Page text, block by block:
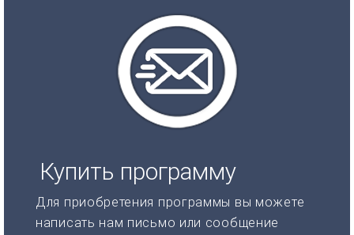
Купить программу
Для приобретения программы вы можете
написать нам письмо или сообщение